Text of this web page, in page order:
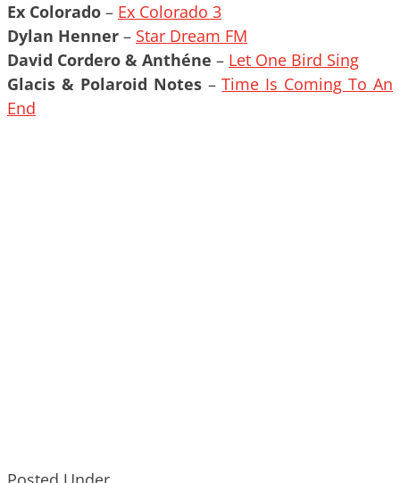
Ex Colorado – Ex Colorado 3
Dylan Henner – Star Dream FM
David Cordero & Anthéne – Let One Bird Sing
Glacis & Polaroid Notes–Time Is Coming To An
End